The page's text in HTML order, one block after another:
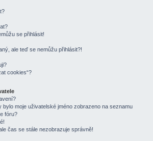
se přihlásit!
ale teď se nemůžu přihlásit?!
cookies“?
bylo moje uživatelské jméno zobrazeno na seznamu
fóru?
čas se stále nezobrazuje správně!